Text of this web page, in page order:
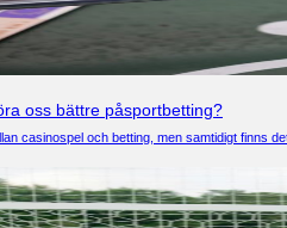
oss bättre påsportbetting?
casinospel och betting, men samtidigt finns